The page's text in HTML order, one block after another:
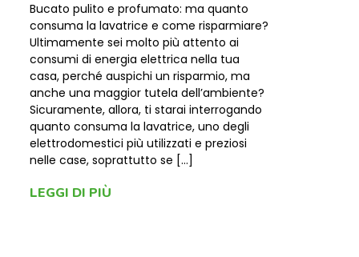
Bucato pulito e profumato: ma quanto
consuma la lavatrice e come risparmiare?
Ultimamente sei molto più attento ai
consumi di energia elettrica nella tua
casa, perché auspichi un risparmio, ma
anche una maggior tutela dell’ambiente?
Sicuramente, allora, ti starai interrogando
quanto consuma la lavatrice, uno degli
elettrodomestici più utilizzati e preziosi
nelle case, soprattutto se […]
LEGGI DI PIÙ